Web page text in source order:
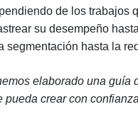
de los trabajos
su desempeño
segmentación hasta la
elaborado una
pueda crear con